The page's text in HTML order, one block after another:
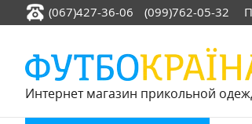
(067)427-36-06 (099)762-05-32
Интернет магазин прикольной